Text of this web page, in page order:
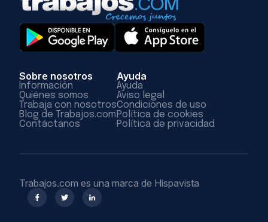
Sobre nosotros
Información
Quiénes somos
Trabaja con nosotros
Blog de Trabajos.com
Contáctanos
Ayuda
Ayuda
Aviso legal
Condiciones de uso
Política de cookies
Política de privacidad
Trabajos.com es una marca de Hispavista